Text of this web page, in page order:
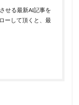
せる最新AI記事を
ーして頂くと、最